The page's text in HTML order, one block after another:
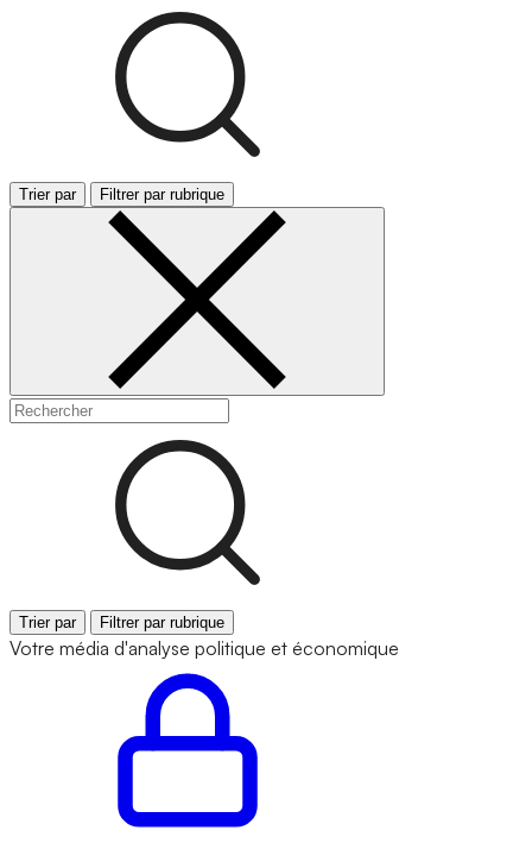
Trier par Filtrer par rubrique
Trier par Filtrer par rubrique
Votre média d'analyse politique et économique